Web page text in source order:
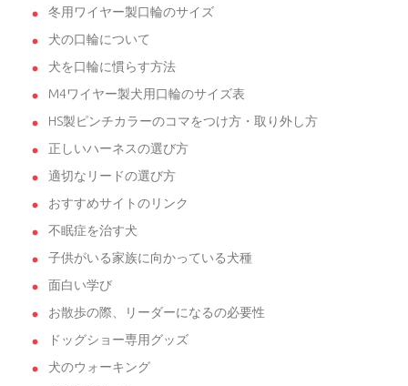
冬用ワイヤー製口輪のサイズ
犬の口輪について
犬を口輪に慣らす方法
M4ワイヤー製犬用口輪のサイズ表
HS製ピンチカラーのコマをつけ方・取り外し方
正しいハーネスの選び方
適切なリードの選び方
おすすめサイトのリンク
不眠症を治す犬
子供がいる家族に向かっている犬種
面白い学び
お散歩の際、リーダーになるの必要性
ドッグショー専用グッズ
犬のウォーキング